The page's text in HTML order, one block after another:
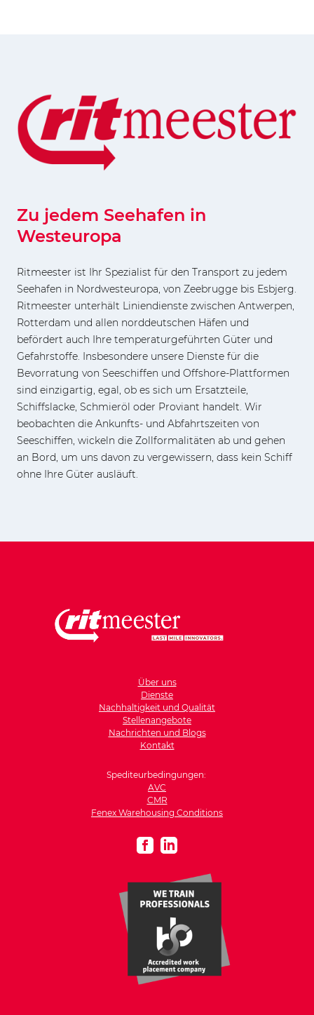
Zu jedem Seehafen in
Westeuropa
Ritmeester ist Ihr Spezialist für den Transport zu jedem
Seehafen in Nordwesteuropa, von Zeebrugge bis Esbjerg.
Ritmeester unterhält Liniendienste zwischen Antwerpen,
Rotterdam und allen norddeutschen Häfen und
befördert auch Ihre temperaturgeführten Güter und
Gefahrstoffe. Insbesondere unsere Dienste für die
Bevorratung von Seeschiffen und Offshore-Plattformen
sind einzigartig, egal, ob es sich um Ersatzteile,
Schiffslacke, Schmieröl oder Proviant handelt. Wir
beobachten die Ankunfts- und Abfahrtszeiten von
Seeschiffen, wickeln die Zollformalitäten ab und gehen
an Bord, um uns davon zu vergewissern, dass kein Schiff
ohne Ihre Güter ausläuft.
Über uns
Dienste
Nachhaltigkeit und Qualität
Stellenangebote
Nachrichten und Blogs
Kontakt
Spediteurbedingungen:
AVC
CMR
Fenex Warehousing Conditions